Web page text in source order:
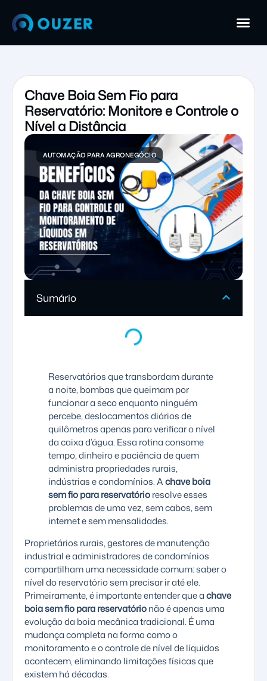
Chave Boia Sem Fio para
Reservatório: Monitore e Controle o
Nível a Distância
AUTOMAÇÃO PARA AGRONEGÓCIO
Sumário
Reservatórios que transbordam durante
a noite, bombas que queimam por
funcionar a seco enquanto ninguém
percebe, deslocamentos diários de
quilômetros apenas para verificar o nível
da caixa d’água. Essa rotina consome
tempo, dinheiro e paciência de quem
administra propriedades rurais,
indústrias e condomínios. Achave boia
sem fio para reservatórioresolve esses
problemas de uma vez, sem cabos, sem
internet e sem mensalidades.
Proprietários rurais, gestores de manutenção
industrial e administradores de condomínios
compartilham uma necessidade comum: saber o
nível do reservatório sem precisar ir até ele.
Primeiramente, é importante entender que achave
boia sem fio para reservatórionão é apenas uma
evolução da boia mecânica tradicional. É uma
mudança completa na forma como o
monitoramento e o controle de nível de líquidos
acontecem, eliminando limitações físicas que
existem há décadas.